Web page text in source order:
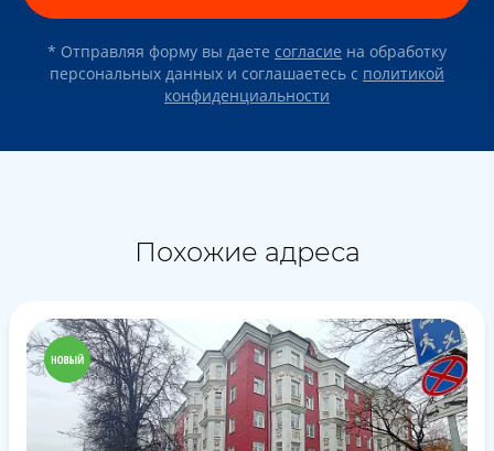
* Отправляя форму вы даете согласие на обработку
персональных данных и соглашаетесь c политикой
конфиденциальности
Похожие адреса